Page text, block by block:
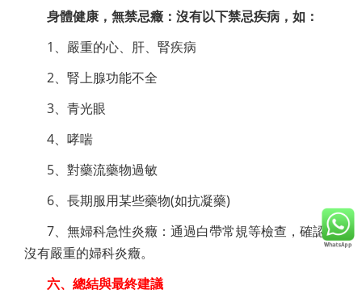
身體健康，無禁忌癥：沒有以下禁忌疾病，如：
1、嚴重的心、肝、腎疾病
2、腎上腺功能不全
3、青光眼
4、哮喘
5、對藥流藥物過敏
6、長期服用某些藥物(如抗凝藥)
7、無婦科急性炎癥：通過白帶常規等檢查，確認
沒有嚴重的婦科炎癥。
六、總結與最終建議